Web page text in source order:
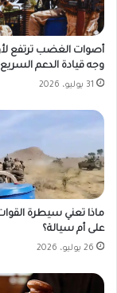
أصوات الغضب ترتفع
وجه قيادة الدعم السريع
31 يوليو، 2026
ماذا تعني سيطرة
على أم سيالة؟
26 يوليو، 2026